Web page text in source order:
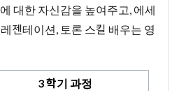
대한 자신감을 높여주고, 에세
젠테이션, 토론 스킬 배우는 영
3 학기 과정